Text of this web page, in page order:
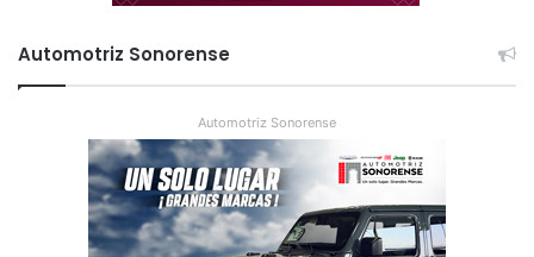
Automotriz Sonorense
Automotriz Sonorense